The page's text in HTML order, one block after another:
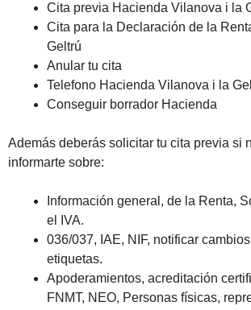
Cita previa Hacienda Vilanova i la
Cita para la Declaración de la
Geltrú
Anular tu cita
Telefono Hacienda Vilanova i la
Conseguir borrador Hacienda
Además deberás solicitar tu cita previa si
informarte sobre:
Información general, de la Renta,
el IVA.
036/037, IAE, NIF, notificar
etiquetas.
Apoderamientos, acreditación
FNMT, NEO, Personas físicas,